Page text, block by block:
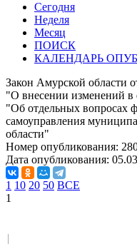
Сегодня
Неделя
Месяц
ПОИСК
КАЛЕНДАРЬ
Закон Амурской области
"О внесении изменений в
"Об отдельных вопросах
самоуправления
области"
Номер опубликования:
Дата опубликования:
1 10 20 50 ВСЕ
1